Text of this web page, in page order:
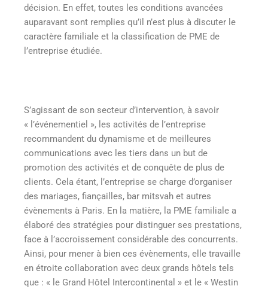
décision. En effet, toutes les conditions avancées
auparavant sont remplies qu’il n’est plus à discuter le
caractère familiale et la classification de PME de
l’entreprise étudiée.
S’agissant de son secteur d’intervention, à savoir
« l’événementiel », les activités de l’entreprise
recommandent du dynamisme et de meilleures
communications avec les tiers dans un but de
promotion des activités et de conquête de plus de
clients. Cela étant, l’entreprise se charge d’organiser
des mariages, fiançailles, bar mitsvah et autres
évènements à Paris. En la matière, la PME familiale a
élaboré des stratégies pour distinguer ses prestations,
face à l’accroissement considérable des concurrents.
Ainsi, pour mener à bien ces évènements, elle travaille
en étroite collaboration avec deux grands hôtels tels
que : « le Grand Hôtel Intercontinental » et le « Westin